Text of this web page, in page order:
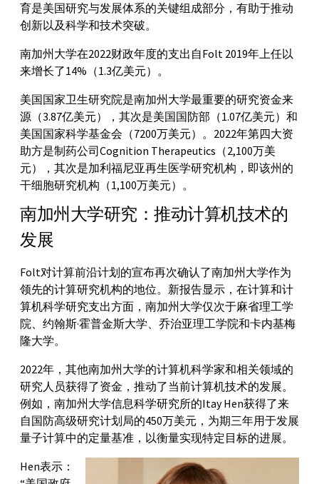
育是美国研究与发展体系的关键组成部分，有助于推动
创新以及科学和技术突破。
南加州大学在2022财政年度的支出自Folt 2019年上任以
来增长了14%（1.3亿美元）。
美国国家卫生研究院是南加州大学最重要的研究资金来
源（3.87亿美元），其次是美国国防部（1.07亿美元）和
美国国家科学基金会（7200万美元）。2022年第四大资
助方是制药公司Cognition Therapeutics（2,100万美
元），其次是加利福尼亚再生医学研究机构，即该州的
干细胞研究机构（1,100万美元）。
南加州大学研究：推动计算机技术的
发展
Folt对计算前沿计划的宣布再次确认了南加州大学作为
领先的计算研究机构的地位。新报告显示，在计算和计
算机科学研究支出方面，南加州大学仅次于麻省理工学
院、约翰斯·霍普金斯大学、乔治亚理工学院和卡内基梅
隆大学。
2022年，其他南加州大学的计算机科学家和相关领域的
研究人员获得了资金，推动了当前计算机技术的发展。
例如，南加州大学信息科学研究所的Itay Hen获得了来
自国防高级研究计划局的450万美元，为期三年用于发展
量子计算中的定量基准，以衡量实现特定目标的进展。
Hen表示：